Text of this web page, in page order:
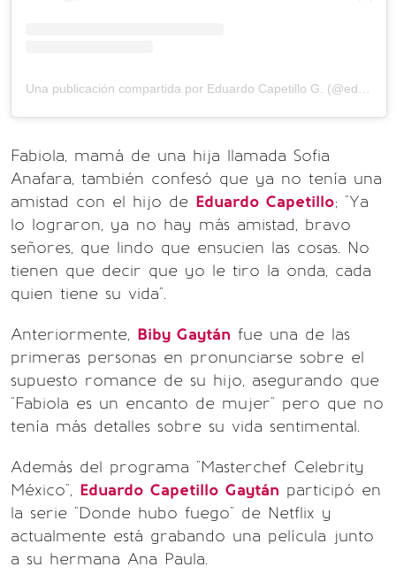
Una publicación compartida por Eduardo Capetillo G. (@eduardocapetillog)
Fabiola, mamá de una hija llamada Sofia
Anafara, también confesó que ya no tenía una
amistad con el hijo de Eduardo Capetillo; "Ya
lo lograron, ya no hay más amistad, bravo
señores, que lindo que ensucien las cosas. No
tienen que decir que yo le tiro la onda, cada
quien tiene su vida".
Anteriormente, Biby Gaytán fue una de las
primeras personas en pronunciarse sobre el
supuesto romance de su hijo, asegurando que
"Fabiola es un encanto de mujer" pero que no
tenía más detalles sobre su vida sentimental.
Además del programa "Masterchef Celebrity
México", Eduardo Capetillo Gaytán participó en
la serie "Donde hubo fuego" de Netflix y
actualmente está grabando una película junto
a su hermana Ana Paula.